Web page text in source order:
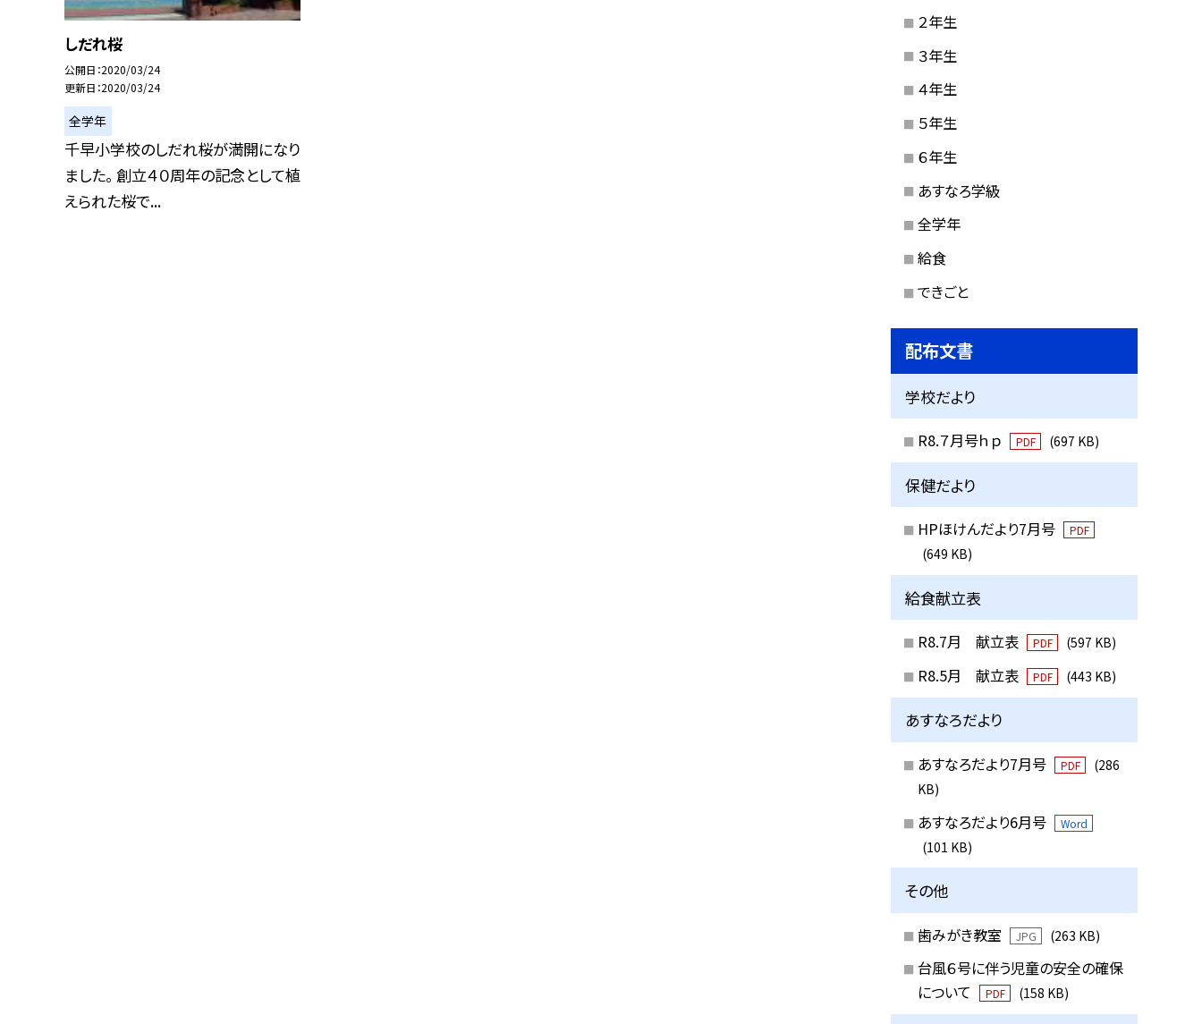
しだれ桜
公開日 2020/03/24
更新日 2020/03/24
全学年
千早小学校のしだれ桜が満開になり
ました。 創立４０周年の記念として植
えられた桜で...
２年生
３年生
４年生
５年生
６年生
あすなろ学級
全学年
給食
できごと
配布文書
学校だより
R8.７月号ｈｐ PDF (697 KB)
保健だより
HPほけんだより7月号 PDF
(649 KB)
給食献立表
R8.7月 献立表 PDF (597 KB)
R8.5月 献立表 PDF (443 KB)
あすなろだより
あすなろだより7月号 PDF
(286
KB)
あすなろだより6月号 Word
(101 KB)
その他
歯みがき教室 JPG (263 KB)
台風６号に伴う児童の安全の確保
について
PDF (158 KB)